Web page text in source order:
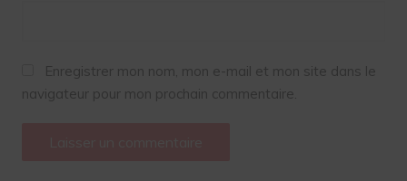
Enregistrer mon nom, mon e-mail et mon site dans le
navigateur pour mon prochain commentaire.